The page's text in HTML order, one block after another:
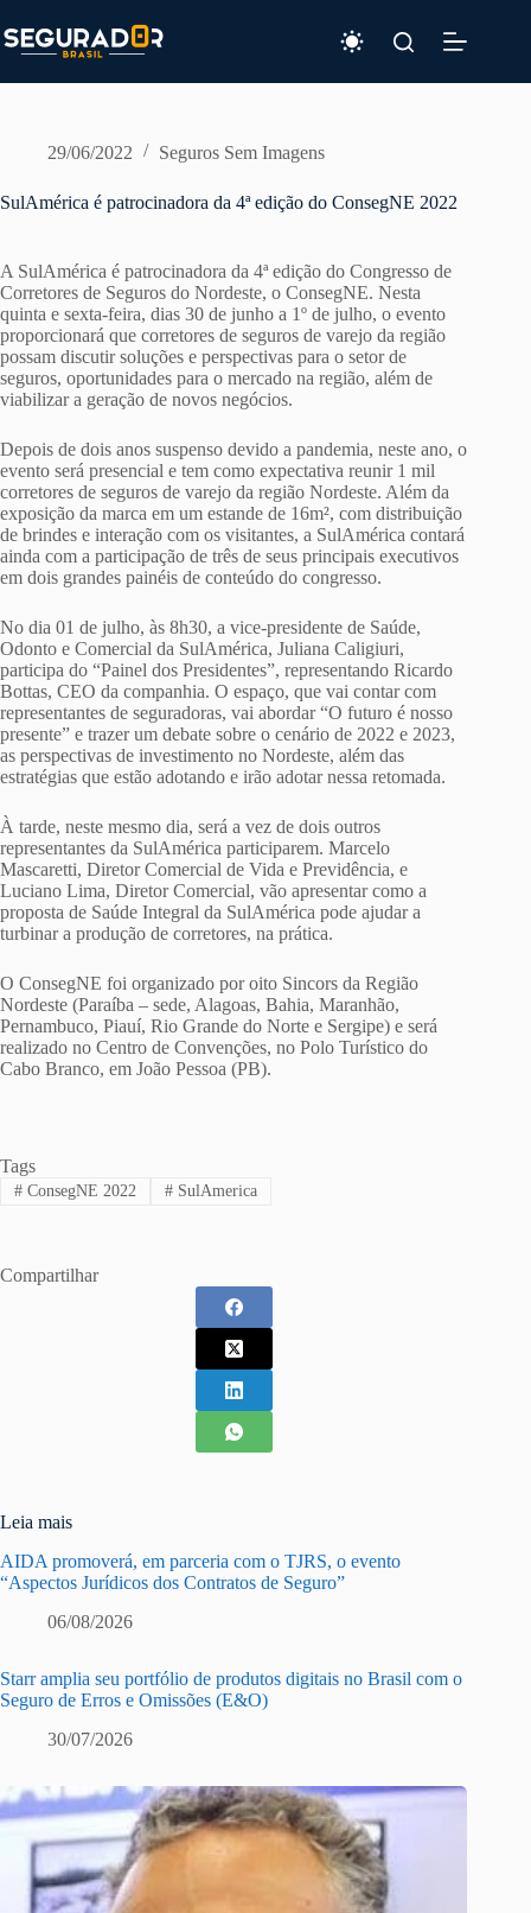
para
o
29/06/2022 Seguros Sem Imagens
SulAmérica é patrocinadora da 4ª edição do ConsegNE 2022
A SulAmérica é patrocinadora da 4ª edição do Congresso de
Corretores de Seguros do Nordeste, o ConsegNE. Nesta
quinta e sexta-feira, dias 30 de junho a 1º de julho, o evento
proporcionará que corretores de seguros de varejo da região
possam discutir soluções e perspectivas para o setor de
seguros, oportunidades para o mercado na região, além de
viabilizar a geração de novos negócios.
Depois de dois anos suspenso devido a pandemia, neste ano, o
evento será presencial e tem como expectativa reunir 1 mil
corretores de seguros de varejo da região Nordeste. Além da
exposição da marca em um estande de 16m², com distribuição
de brindes e interação com os visitantes, a SulAmérica contará
ainda com a participação de três de seus principais executivos
em dois grandes painéis de conteúdo do congresso.
No dia 01 de julho, às 8h30, a vice-presidente de Saúde,
Odonto e Comercial da SulAmérica, Juliana Caligiuri,
participa do “Painel dos Presidentes”, representando Ricardo
Bottas, CEO da companhia. O espaço, que vai contar com
representantes de seguradoras, vai abordar “O futuro é nosso
presente” e trazer um debate sobre o cenário de 2022 e 2023,
as perspectivas de investimento no Nordeste, além das
estratégias que estão adotando e irão adotar nessa retomada.
À tarde, neste mesmo dia, será a vez de dois outros
representantes da SulAmérica participarem. Marcelo
Mascaretti, Diretor Comercial de Vida e Previdência, e
Luciano Lima, Diretor Comercial, vão apresentar como a
proposta de Saúde Integral da SulAmérica pode ajudar a
turbinar a produção de corretores, na prática.
O ConsegNE foi organizado por oito Sincors da Região
Nordeste (Paraíba – sede, Alagoas, Bahia, Maranhão,
Pernambuco, Piauí, Rio Grande do Norte e Sergipe) e será
realizado no Centro de Convenções, no Polo Turístico do
Cabo Branco, em João Pessoa (PB).
Tags
#ConsegNE 2022 #SulAmerica
Compartilhar
Leia mais
AIDA promoverá, em parceria com o TJRS, o evento
“Aspectos Jurídicos dos Contratos de Seguro”
06/08/2026
Starr amplia seu portfólio de produtos digitais no Brasil com o
Seguro de Erros e Omissões (E&O)
30/07/2026